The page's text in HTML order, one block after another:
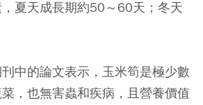
夏天成長期約50～60天；冬天
中的論文表示，玉米筍是極少數
，也無害蟲和疾病，且營養價值